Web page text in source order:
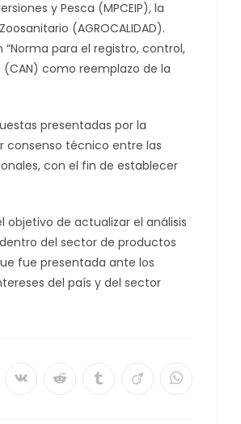
y Pesca (MPCEIP), la
(AGROCALIDAD).
para el registro, control,
como reemplazo de la
presentadas por la
consenso técnico entre las
con el fin de establecer
objetivo de actualizar el análisis
del sector de productos
fue presentada ante los
del país y del sector